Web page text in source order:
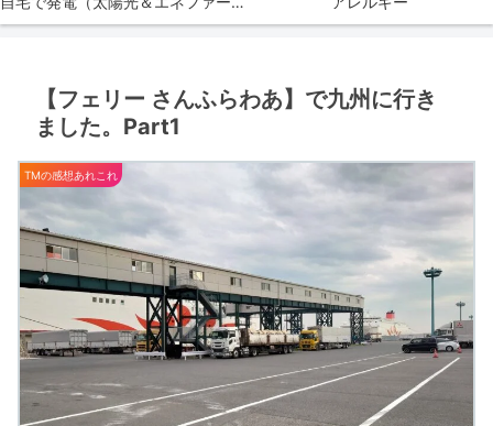
【フェリー さんふらわあ】で九州に行き
ました。Part1
TMの感想あれこれ